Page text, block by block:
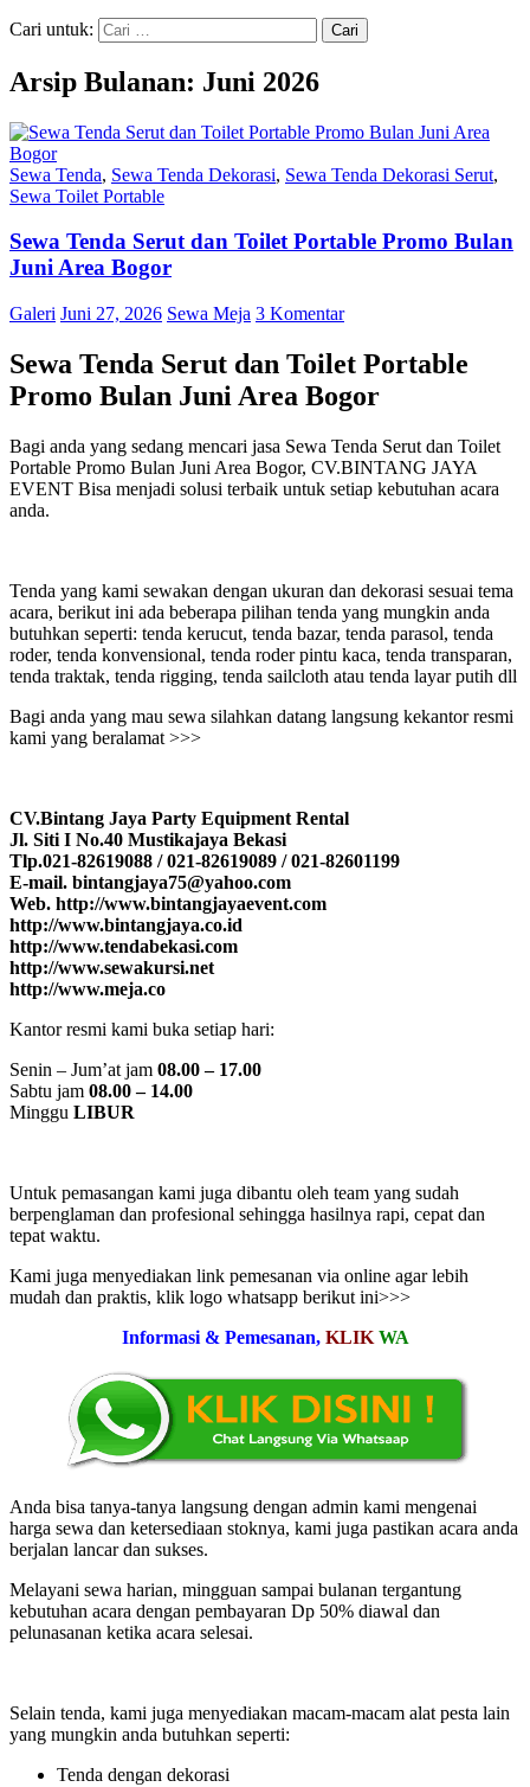
Cari untuk:
Arsip Bulanan: Juni 2026
Sewa Tenda, Sewa Tenda Dekorasi, Sewa Tenda Dekorasi Serut,
Sewa Toilet Portable
Sewa Tenda Serut dan Toilet Portable Promo Bulan
Juni Area Bogor
Galeri Juni 27, 2026 Sewa Meja 3 Komentar
Sewa Tenda Serut dan Toilet Portable
Promo Bulan Juni Area Bogor
Bagi anda yang sedang mencari jasa Sewa Tenda Serut dan Toilet
Portable Promo Bulan Juni Area Bogor, CV.BINTANG JAYA
EVENT Bisa menjadi solusi terbaik untuk setiap kebutuhan acara
anda.
Tenda yang kami sewakan dengan ukuran dan dekorasi sesuai tema
acara, berikut ini ada beberapa pilihan tenda yang mungkin anda
butuhkan seperti: tenda kerucut, tenda bazar, tenda parasol, tenda
roder, tenda konvensional, tenda roder pintu kaca, tenda transparan,
tenda traktak, tenda rigging, tenda sailcloth atau tenda layar putih dll
Bagi anda yang mau sewa silahkan datang langsung kekantor resmi
kami yang beralamat >>>
CV.Bintang Jaya Party Equipment Rental
Jl. Siti I No.40 Mustikajaya Bekasi
Tlp.021-82619088 / 021-82619089 / 021-82601199
E-mail. bintangjaya75@yahoo.com
Web. http://www.bintangjayaevent.com
http://www.bintangjaya.co.id
http://www.tendabekasi.com
http://www.sewakursi.net
http://www.meja.co
Kantor resmi kami buka setiap hari:
Senin – Jum’at jam 08.00 – 17.00
Sabtu jam 08.00 – 14.00
Minggu LIBUR
Untuk pemasangan kami juga dibantu oleh team yang sudah
berpenglaman dan profesional sehingga hasilnya rapi, cepat dan
tepat waktu.
Kami juga menyediakan link pemesanan via online agar lebih
mudah dan praktis, klik logo whatsapp berikut ini>>>
Informasi & Pemesanan, KLIK WA
Anda bisa tanya-tanya langsung dengan admin kami mengenai
harga sewa dan ketersediaan stoknya, kami juga pastikan acara anda
berjalan lancar dan sukses.
Melayani sewa harian, mingguan sampai bulanan tergantung
kebutuhan acara dengan pembayaran Dp 50% diawal dan
pelunasanan ketika acara selesai.
Selain tenda, kami juga menyediakan macam-macam alat pesta lain
yang mungkin anda butuhkan seperti:
Tenda dengan dekorasi